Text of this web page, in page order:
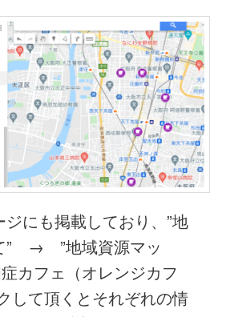
にも掲載しており、”地
” → ”地域資源マッ
フェ（オレンジカフ
して頂くとそれぞれの情